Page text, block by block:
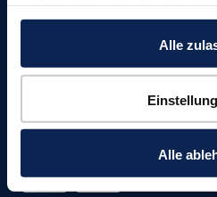
auch außerhalb der EU/EWR,
verarbeitet werden, wo Ihre
Datenschutzstandards
Ihre Einwilligung erteilen Sie
beschränken auf notwendige
Weitere Informationen und
finden Sie in unsereren
Alle
Alle
Bleiben Sie mit uns in Verbindung